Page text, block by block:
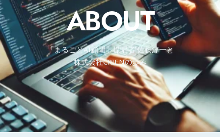
ABOUT
「まるごとAI顧問」提唱者 佐藤淳一と
株式会社CRIENの歩み